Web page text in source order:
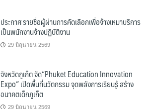
ประกาศ รายชื่อผู้ผ่านการคัดเลือกเพื่อจ้างเหมาบริการ
เป็นพนักงานจ้างปฏิบัติงาน
29 มิถุนายน 2569
จังหวัดภูเก็ต จัด“Phuket Education Innovation
Expo” เปิดพื้นที่นวัตกรรม จุดพลังการเรียนรู้ สร้าง
อนาคตเด็กภูเก็ต
29 มิถุนายน 2569